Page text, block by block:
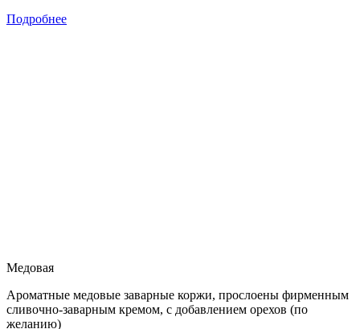
Подробнее
Медовая
Ароматные медовые заварные коржи, прослоены фирменным
сливочно-заварным кремом, с добавлением орехов (по
желанию)